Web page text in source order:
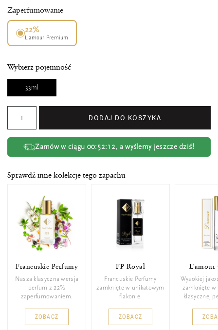
Zaperfumowanie
22%
L’amour Premium
Wybierz pojemność
33ml
DODAJ DO KOSZYKA
Zamów w ciągu 00:52:11, a wyślemy jeszcze dziś!
Sprawdź inne kolekcje tego zapachu
Francuskie Perfumy
Nasza klasyczna wersja
perfum z 22%
zaperfumowaniem.
ZOBACZ
FP Royal
Francuskie Perfumy
zamknięte w unikatowym
flakonie.
ZOBACZ
L'amour
Wysokiej
zamknięte w
klasycznej